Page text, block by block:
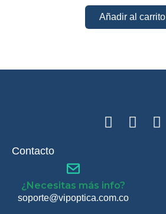
Añadir al carrito
Contacto
¿Necesitas más info?
soporte@vipoptica.com.co